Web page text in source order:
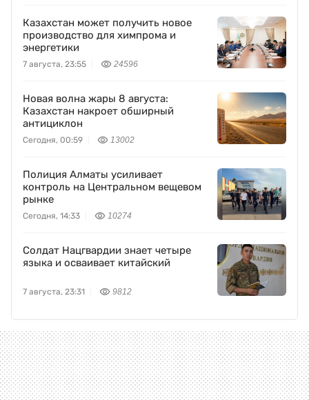
Казахстан может получить новое
производство для химпрома и
энергетики
7 августа, 23:55 24596
Новая волна жары 8 августа:
Казахстан накроет обширный
антициклон
Сегодня, 00:59 13002
Полиция Алматы усиливает
контроль на Центральном вещевом
рынке
Сегодня, 14:33 10274
Солдат Нацгвардии знает четыре
языка и осваивает китайский
7 августа, 23:31 9812